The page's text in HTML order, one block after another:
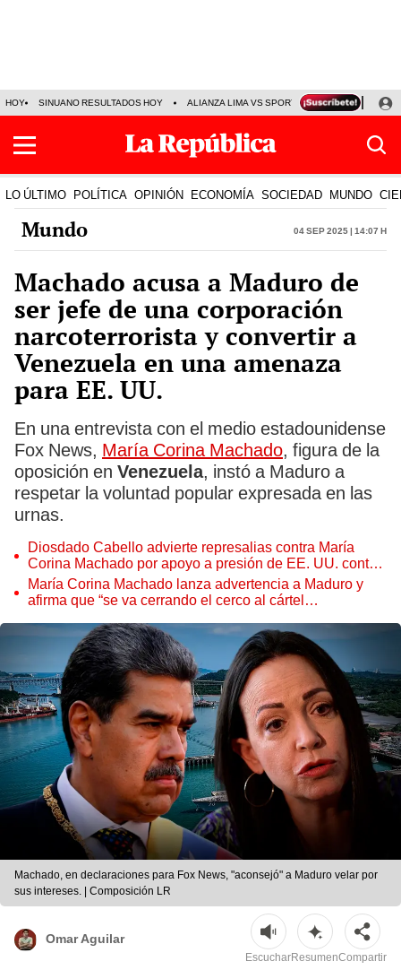
HOY SINUANO RESULTADOS HOY ALIANZA LIMA VS SPORT BOYS JORGE
LO ÚLTIMO POLÍTICA OPINIÓN ECONOMÍA SOCIEDAD MUNDO
Mundo 04 Sep 2025 | 14:07 h
Machado acusa a Maduro de
ser jefe de una corporación
narcoterrorista y convertir a
Venezuela en una amenaza
para EE. UU.
En una entrevista con el medio estadounidense
Fox News, María Corina Machado, figura de la
oposición en Venezuela, instó a Maduro a
respetar la voluntad popular expresada en las
urnas.
Diosdado Cabello advierte represalias contra María
Corina Machado por apoyo a presión de EE. UU. contra
Maduro
María Corina Machado lanza advertencia a Maduro y
afirma que “se va cerrando el cerco al cártel
Machado, en declaraciones para Fox News, "aconsejó" a Maduro velar por
sus intereses. | Composición LR
Omar Aguilar
EscucharResumenCompartir